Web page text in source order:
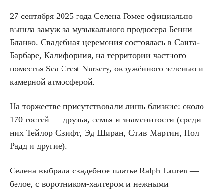
27 сентября 2025 года Селена Гомес официально
вышла замуж за музыкального продюсера Бенни
Бланко. Свадебная церемония состоялась в Санта-
Барбаре, Калифорния, на территории частного
поместья Sea Crest Nursery, окружённого зеленью и
камерной атмосферой.
На торжестве присутствовали лишь близкие: около
170 гостей — друзья, семья и знаменитости (среди
них Тейлор Свифт, Эд Ширан, Стив Мартин, Пол
Радд и другие).
Селена выбрала свадебное платье Ralph Lauren —
белое, с воротником-халтером и нежными